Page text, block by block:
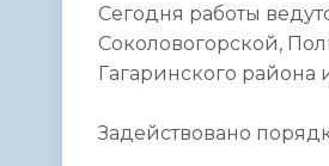
Сегодня работы
Соколовогорской,
Гагаринского
Задействовано